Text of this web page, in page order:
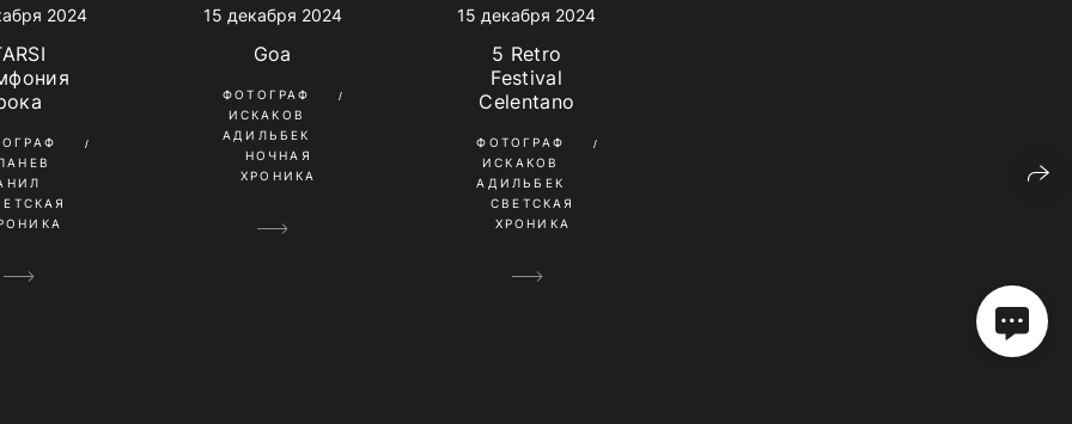
2024 15 декабря 2024
Goa
ФОТОГРАФ
ИСКАКОВ
АДИЛЬБЕК
НОЧНАЯ
ХРОНИКА
15 декабря 2024
5 Retro
Festival
Celentano
ФОТОГРАФ
ИСКАКОВ
АДИЛЬБЕК
СВЕТСКАЯ
ХРОНИКА